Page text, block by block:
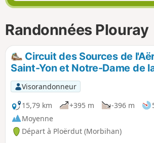
Randonnées Plouray
Circuit des Sources de
Saint-Yon et Notre-Dame de
Visorandonneur
15,79 km
+395 m -396 m
Moyenne
Départ à Ploërdut (Morbihan)